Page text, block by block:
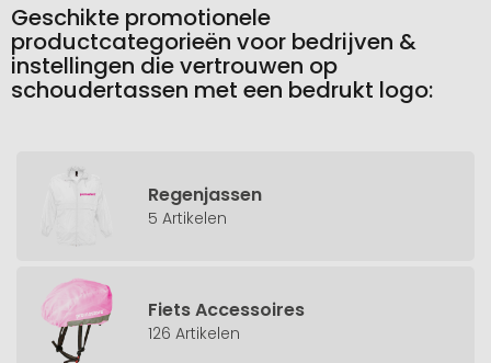
Geschikte promotionele
productcategorieën voor bedrijven &
instellingen die vertrouwen op
schoudertassen met een bedrukt logo:
Regenjassen
5 Artikelen
Fiets Accessoires
126 Artikelen